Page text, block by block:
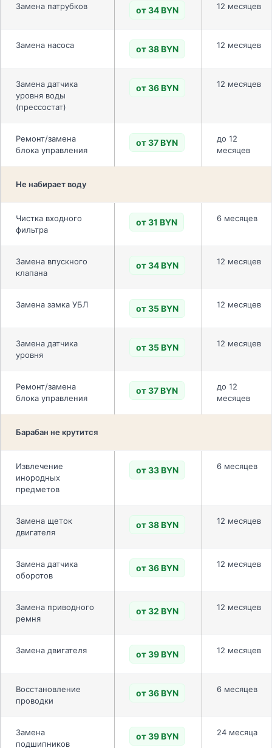
Замена патрубков от 34 BYN 12 месяцев
Замена насоса от 38 BYN 12 месяцев
Замена датчика
уровня воды
(прессостат)
от 36 BYN 12 месяцев
Ремонт/замена
блока управления
от 37 BYN
до 12
месяцев
Не набирает воду
Чистка входного
фильтра
от 31 BYN 6 месяцев
Замена впускного
клапана
от 34 BYN 12 месяцев
Замена замка УБЛ от 35 BYN 12 месяцев
Замена датчика
уровня
от 35 BYN 12 месяцев
Ремонт/замена
блока управления
от 37 BYN
до 12
месяцев
Барабан не крутится
Извлечение
инородных
предметов
от 33 BYN 6 месяцев
Замена щеток
двигателя
от 38 BYN 12 месяцев
Замена датчика
оборотов
от 36 BYN 12 месяцев
Замена приводного
ремня
от 32 BYN 12 месяцев
Замена двигателя от 39 BYN 12 месяцев
Восстановление
проводки
от 36 BYN 6 месяцев
Замена
подшипников
от 39 BYN 24 месяца